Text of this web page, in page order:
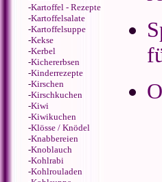
-Kartoffel - Rezepte
-Kartoffelsalate
-Kartoffelsuppe
-Kekse
-Kerbel
-Kichererbsen
-Kinderrezepte
-Kirschen
-Kirschkuchen
-Kiwi
-Kiwikuchen
-Klösse / Knödel
-Knabbereien
-Knoblauch
-Kohlrabi
-Kohlrouladen